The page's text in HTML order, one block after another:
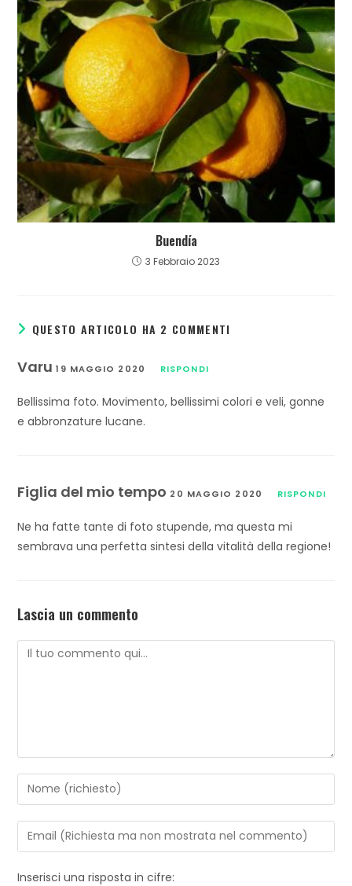
Buendía
3 Febbraio 2023
QUESTO ARTICOLO HA 2 COMMENTI
Varu19 MAGGIO 2020 RISPONDI
Bellissima foto. Movimento, bellissimi colori e veli, gonne
e abbronzature lucane.
Figlia del mio tempo 20 MAGGIO 2020 RISPONDI
Ne ha fatte tante di foto stupende, ma questa mi
sembrava una perfetta sintesi della vitalità della regione!
Lascia un commento
Inserisci una risposta in cifre: